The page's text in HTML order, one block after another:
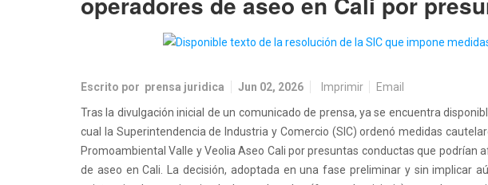
Escrito por prensa juridica Jun 02, 2026 Imprimir Email
Tras la divulgación inicial de un comunicado de prensa, ya se encuentra
cual la Superintendencia de Industria y Comercio (SIC) ordenó medidas
Promoambiental Valle y Veolia Aseo Cali por presuntas conductas que podrían
de aseo en Cali. La decisión, adoptada en una fase preliminar y sin implicar